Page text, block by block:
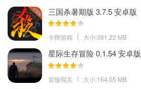
三国杀暑期版 3.7.5 安卓版
卡牌游戏 大小:381.22 MB
星际生存冒险 0.1.54 安卓版
冒险闯关 大小:164.05 MB